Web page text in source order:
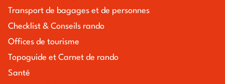
Transport de bagages et de personnes
Checklist & Conseils rando
Offices de tourisme
Topoguide et Carnet de rando
Santé